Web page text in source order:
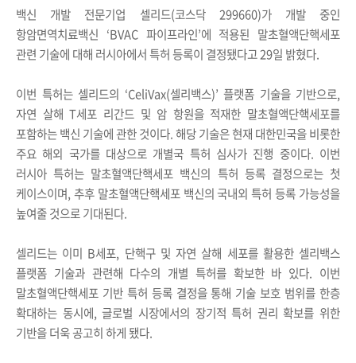
백신 개발 전문기업 셀리드(코스닥299660)가 개발 중인
항암면역치료백신 ‘BVAC 파이프라인’에 적용된 말초혈액단핵세포
관련 기술에 대해 러시아에서 특허 등록이 결정됐다고29일 밝혔다.
이번 특허는 셀리드의 ‘CeliVax(셀리백스)’ 플랫폼 기술을 기반으로,
자연 살해 T세포 리간드 및 암 항원을 적재한 말초혈액단핵세포를
포함하는 백신 기술에 관한 것이다.해당 기술은 현재 대한민국을 비롯한
주요 해외 국가를 대상으로 개별국 특허 심사가 진행 중이다. 이번
러시아 특허는 말초혈액단핵세포 백신의 특허 등록 결정으로는 첫
케이스이며, 추후 말초혈액단핵세포 백신의 국내외 특허 등록 가능성을
높여줄 것으로 기대된다.
셀리드는 이미 B세포, 단핵구 및 자연 살해 세포를 활용한 셀리백스
플랫폼 기술과 관련해 다수의 개별 특허를 확보한 바 있다. 이번
말초혈액단핵세포 기반 특허 등록 결정을 통해 기술 보호 범위를 한층
확대하는 동시에,글로벌 시장에서의 장기적 특허 권리 확보를 위한
기반을 더욱 공고히 하게 됐다.